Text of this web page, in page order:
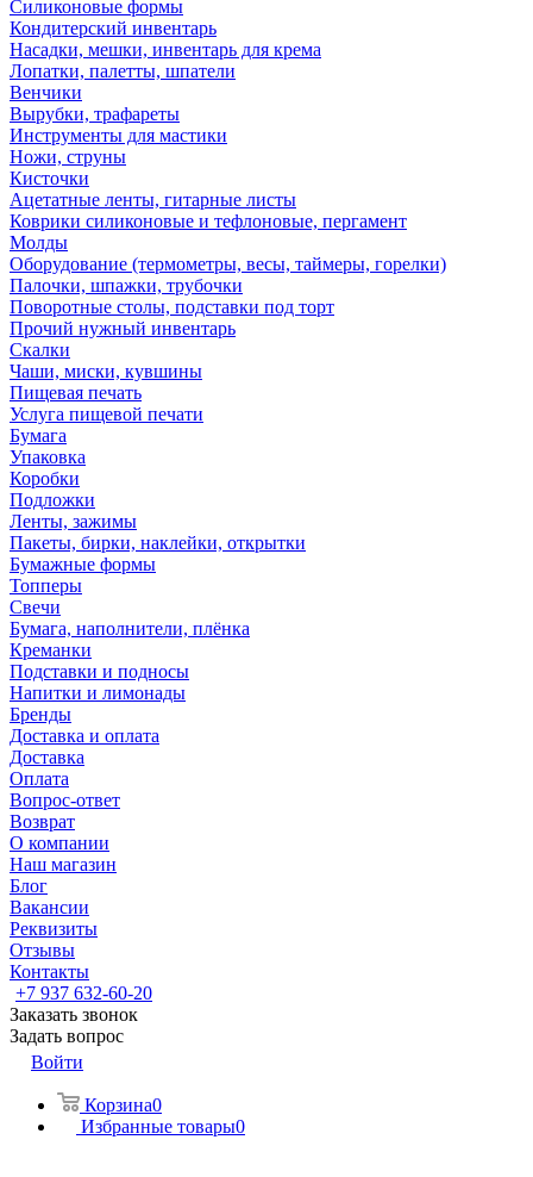
Силиконовые формы
Кондитерский инвентарь
Насадки, мешки, инвентарь для крема
Лопатки, палетты, шпатели
Венчики
Вырубки, трафареты
Инструменты для мастики
Ножи, струны
Кисточки
Ацетатные ленты, гитарные листы
Коврики силиконовые и тефлоновые, пергамент
Молды
Оборудование (термометры, весы, таймеры, горелки)
Палочки, шпажки, трубочки
Поворотные столы, подставки под торт
Прочий нужный инвентарь
Скалки
Чаши, миски, кувшины
Пищевая печать
Услуга пищевой печати
Бумага
Упаковка
Коробки
Подложки
Ленты, зажимы
Пакеты, бирки, наклейки, открытки
Бумажные формы
Топперы
Свечи
Бумага, наполнители, плёнка
Креманки
Подставки и подносы
Напитки и лимонады
Бренды
Доставка и оплата
Доставка
Оплата
Вопрос-ответ
Возврат
О компании
Наш магазин
Блог
Вакансии
Реквизиты
Отзывы
Контакты
+7 937 632-60-20
Заказать звонок
Задать вопрос
Войти
Корзина0
Избранные товары0